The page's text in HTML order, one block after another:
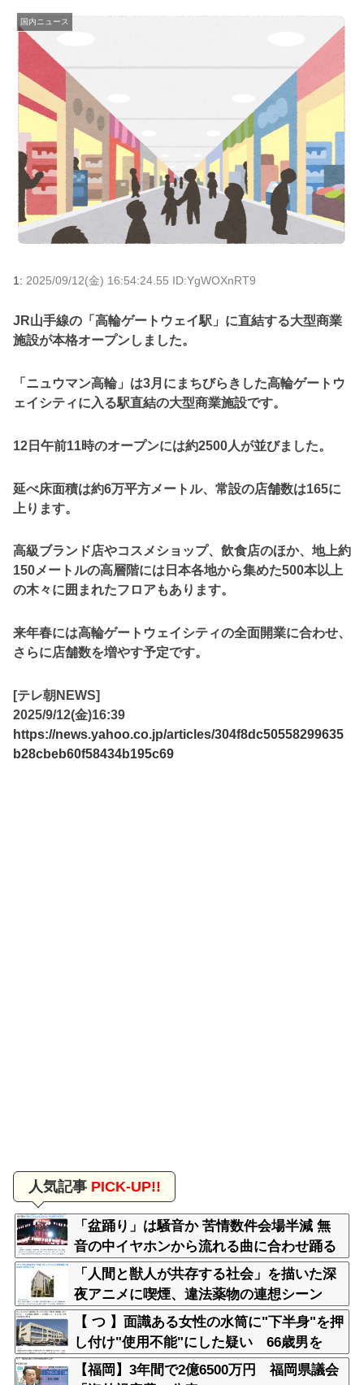
国内ニュース
1: 2025/09/12(金) 16:54:24.55 ID:YgWOXnRT9
JR山手線の「高輪ゲートウェイ駅」に直結する大型商業
施設が本格オープンしました。
「ニュウマン高輪」は3月にまちびらきした高輪ゲートウ
ェイシティに入る駅直結の大型商業施設です。
12日午前11時のオープンには約2500人が並びました。
延べ床面積は約6万平方メートル、常設の店舗数は165に
上ります。
高級ブランド店やコスメショップ、飲食店のほか、地上約
150メートルの高層階には日本各地から集めた500本以上
の木々に囲まれたフロアもあります。
来年春には高輪ゲートウェイシティの全面開業に合わせ、
さらに店舗数を増やす予定です。
[テレ朝NEWS]
2025/9/12(金)16:39
https://news.yahoo.co.jp/articles/304f8dc50558299635
b28cbeb60f58434b195c69
人気記事PICK-UP!!
「盆踊り」は騒音か 苦情数件会場半減 無
音の中イヤホンから流れる曲に合わせ踊る
サイレント盆ダンスも
「人間と獣人が共存する社会」を描いた深
夜アニメに喫煙、違法薬物の連想シーン
も…視聴者批判でBPO議論
【 つ 】面識ある女性の水筒に"下半身"を押
し付け"使用不能"にした疑い 66歳男を
「器物損壊」容疑で逮捕 札幌市
【福岡】3年間で2億6500万円 福岡県議会